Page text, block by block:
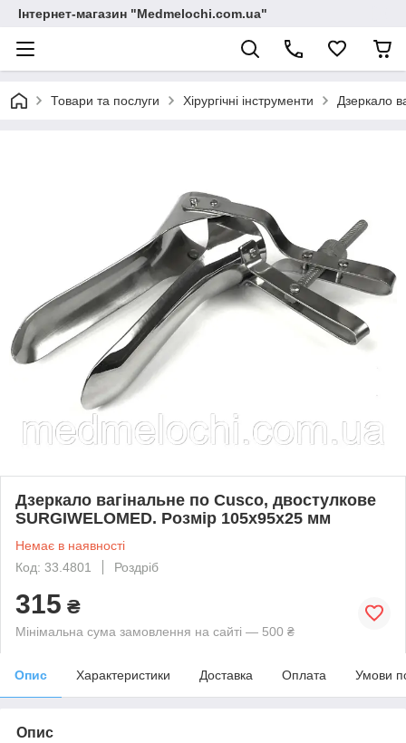
Інтернет-магазин "Medmelochi.com.ua"
Товари та послуги Хірургічні інструменти Дзеркало
Дзеркало вагінальне по Cusco, двостулкове
SURGIWELOMED. Розмір 105х95х25 мм
Немає в наявності
Код: 33.4801
Роздріб
315 ₴
Мінімальна сума замовлення на сайті — 500 ₴
Опис Характеристики Доставка Оплата Умови
Опис